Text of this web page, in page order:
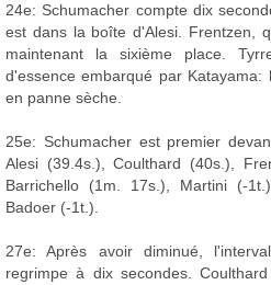
24e: Schumacher compte dix
est dans la boîte d'Alesi. Frentzen,
maintenant la sixième place.
d'essence embarqué par
en panne sèche.
25e: Schumacher est premier
Alesi (39.4s.), Coulthard (40s.),
Barrichello (1m. 17s.), Martini (-
Badoer (-1t.).
27e: Après avoir diminué,
regrimpe à dix secondes.